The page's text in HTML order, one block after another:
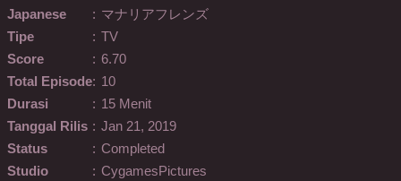
Japanese
: マナリアフレンズ
Tipe
: TV
Score
: 6.70
Total Episode: 10
Durasi
: 15 Menit
Tanggal Rilis : Jan 21, 2019
Status
: Completed
Studio
: CygamesPictures